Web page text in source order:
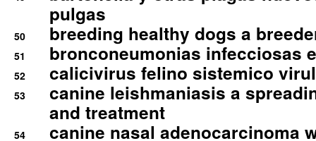
pulgas
50 breeding healthy dogs a
51 bronconeumonias infecciosas
52 calicivirus felino sistemico
53
canine leishmaniasis a
and treatment
54
canine nasal adenocarcinoma